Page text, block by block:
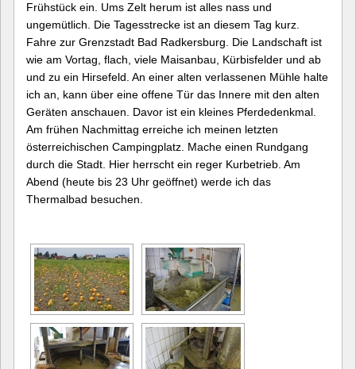
Frühstück ein. Ums Zelt herum ist alles nass und
ungemütlich. Die Tagesstrecke ist an diesem Tag kurz.
Fahre zur Grenzstadt Bad Radkersburg. Die Landschaft ist
wie am Vortag, flach, viele Maisanbau, Kürbisfelder und ab
und zu ein Hirsefeld. An einer alten verlassenen Mühle halte
ich an, kann über eine offene Tür das Innere mit den alten
Geräten anschauen. Davor ist ein kleines Pferdedenkmal.
Am frühen Nachmittag erreiche ich meinen letzten
österreichischen Campingplatz. Mache einen Rundgang
durch die Stadt. Hier herrscht ein reger Kurbetrieb. Am
Abend (heute bis 23 Uhr geöffnet) werde ich das
Thermalbad besuchen.